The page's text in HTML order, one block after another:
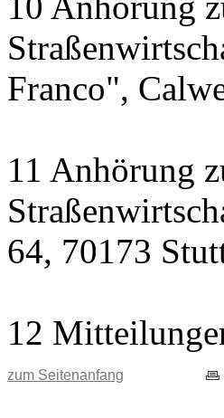
Franco",
11 Anhörung
64, 70173
12
zum Seitenanfang